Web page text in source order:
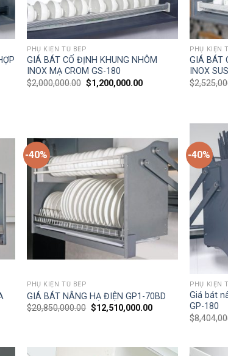
PHỤ KIỆN TỦ BẾP
GIÁ BÁT CỐ ĐỊNH KHUNG NHÔM
INOX MẠ CROM GS-180
$2,000,000.00 $1,200,000.00
PHỤ KIỆN
GIÁ BÁT
INOX
$
-40%
PHỤ KIỆN TỦ BẾP
GIÁ BÁT NÂNG HẠ ĐIỆN GP1-70BD
$20,850,000.00 $12,510,000.00
-40%
PHỤ KIỆN
Giá bát
GP-180
$